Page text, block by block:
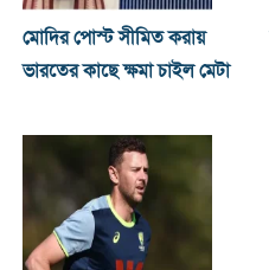
মোদির পোস্ট সীমিত করায়
ভারতের কাছে ক্ষমা চাইল মেটা